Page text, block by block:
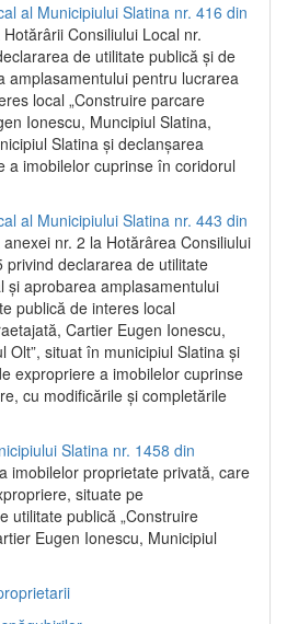
al Municipiului Slatina nr. 416 din
Consiliului Local nr.
de utilitate publică și de
amplasamentului pentru lucrarea
local „Construire parcare
Ionescu, Muncipiul Slatina,
Slatina și declanșarea
a imobilelor cuprinse în coridorul
al Municipiului Slatina nr. 443 din
nr. 2 la Hotărârea Consiliului
privind declararea de utilitate
şi aprobarea amplasamentului
publică de interes local
Cartier Eugen Ionescu,
Olt”, situat în municipiul Slatina şi
expropriere a imobilelor cuprinse
cu modificările şi completările
Slatina nr. 1458 din
imobilelor proprietate privată, care
situate pe
utilitate publică „Construire
Eugen Ionescu, Municipiul